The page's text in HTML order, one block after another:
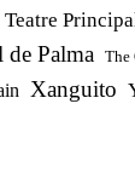
Teatre
de Palma The
Xanguito